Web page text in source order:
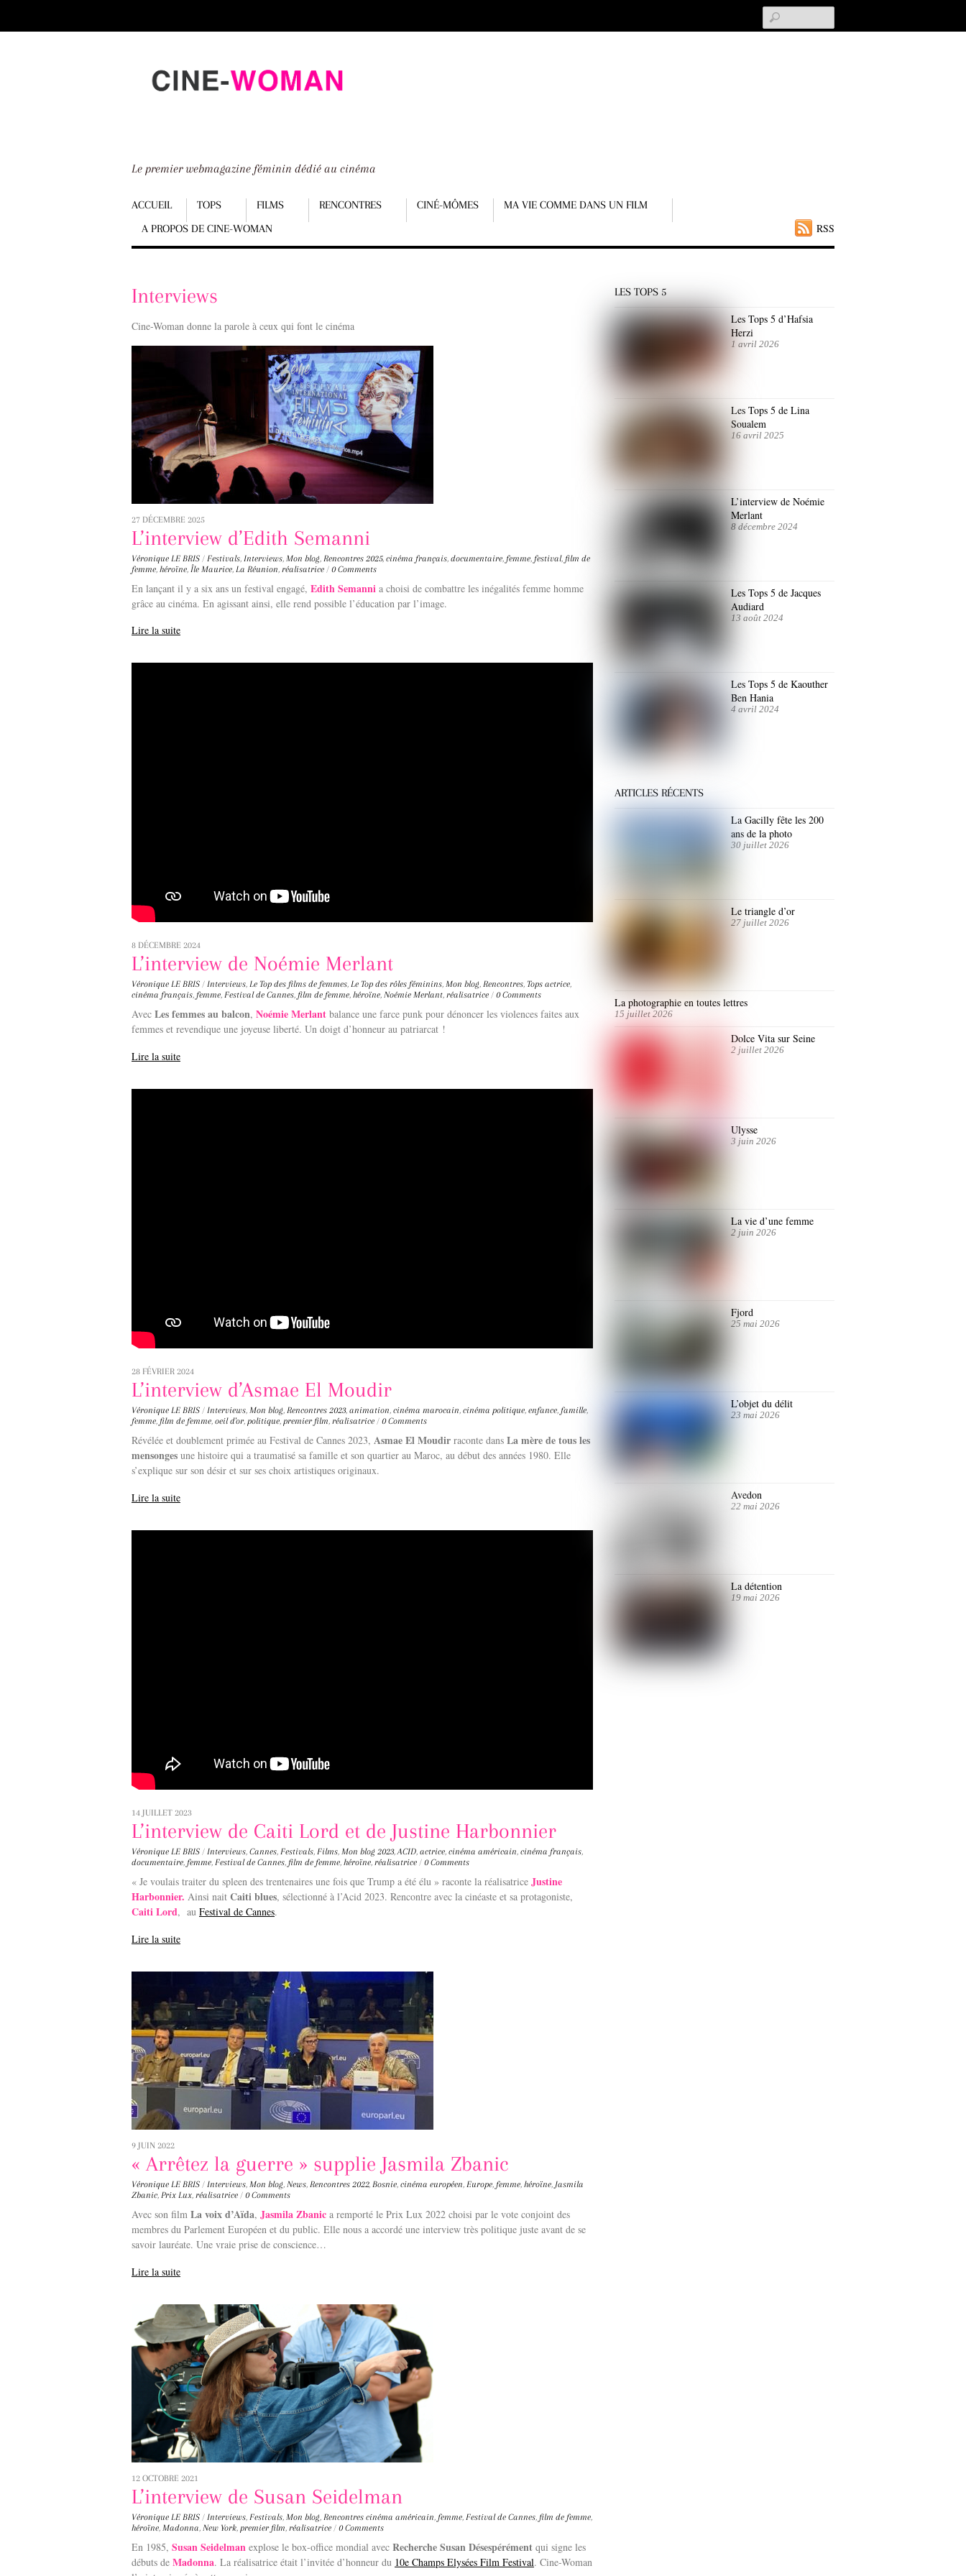
down
Le premier webmagazine féminin dédié au cinéma
RSS
Menu
ACCUEIL TOPS FILMS RENCONTRES CINÉ-MÔMES
MA VIE COMME DANS UN FILM
A PROPOS DE CINE-WOMAN
Scroll
content
Interviews
Cine-Woman donne la parole à ceux qui font le cinéma
27 DÉCEMBRE 2025
L’interview d’Edith Semanni
Véronique LE BRIS / Festivals, Interviews, Mon blog, Rencontres 2025, cinéma français, documentaire, femme, festival, film de
femme, héroïne, Île Maurice, La Réunion, réalisatrice / 0 Comments
En lançant il y a six ans un festival engagé, Edith Semanni a choisi de combattre les inégalités femme homme
grâce au cinéma. En agissant ainsi, elle rend possible l’éducation par l’image.
Lire la suite
8 DÉCEMBRE 2024
L’interview de Noémie Merlant
Véronique LE BRIS / Interviews, Le Top des films de femmes, Le Top des rôles féminins, Mon blog, Rencontres, Tops actrice,
cinéma français, femme, Festival de Cannes, film de femme, héroïne, Noémie Merlant, réalisatrice / 0 Comments
Avec Les femmes au balcon, Noémie Merlant balance une farce punk pour dénoncer les violences faites aux
femmes et revendique une joyeuse liberté. Un doigt d’honneur au patriarcat !
Lire la suite
28 FÉVRIER 2024
L’interview d’Asmae El Moudir
Véronique LE BRIS / Interviews, Mon blog, Rencontres 2023, animation, cinéma marocain, cinéma politique, enfance, famille,
femme, film de femme, oeil d'or, politique, premier film, réalisatrice / 0 Comments
Révélée et doublement primée au Festival de Cannes 2023, Asmae El Moudir raconte dans La mère de tous les
mensonges une histoire qui a traumatisé sa famille et son quartier au Maroc, au début des années 1980. Elle
s’explique sur son désir et sur ses choix artistiques originaux.
Lire la suite
14 JUILLET 2023
L’interview de Caiti Lord et de Justine Harbonnier
Véronique LE BRIS / Interviews, Cannes, Festivals, Films, Mon blog 2023,ACID, actrice, cinéma américain, cinéma français,
documentaire, femme, Festival de Cannes, film de femme, héroïne, réalisatrice / 0 Comments
« Je voulais traiter du spleen des trentenaires une fois que Trump a été élu » raconte la réalisatrice Justine
Harbonnier. Ainsi nait Caiti blues, sélectionné à l’Acid 2023. Rencontre avec la cinéaste et sa protagoniste,
Caiti Lord, au Festival de Cannes.
Lire la suite
9 JUIN 2022
« Arrêtez la guerre » supplie Jasmila Zbanic
Véronique LE BRIS / Interviews, Mon blog, News, Rencontres 2022, Bosnie, cinéma européen, Europe, femme, héroïne, Jasmila
Zbanic, Prix Lux, réalisatrice / 0 Comments
Avec son film La voix d’Aïda, Jasmila Zbanic a remporté le Prix Lux 2022 choisi par le vote conjoint des
membres du Parlement Européen et du public. Elle nous a accordé une interview très politique juste avant de se
savoir lauréate. Une vraie prise de conscience…
Lire la suite
12 OCTOBRE 2021
L’interview de Susan Seidelman
Véronique LE BRIS / Interviews, Festivals, Mon blog, Rencontres cinéma américain, femme, Festival de Cannes, film de femme,
héroïne, Madonna, New York, premier film, réalisatrice / 0 Comments
En 1985, Susan Seidelman explose le box-office mondial avec Recherche Susan Désespérément qui signe les
débuts de Madonna. La réalisatrice était l’invitée d’honneur du 10e Champs Elysées Film Festival. Cine-Woman
LES TOPS 5
Les Tops 5 d’Hafsia
Herzi
1 avril 2026
Les Tops 5 de Lina
Soualem
16 avril 2025
L’interview de Noémie
Merlant
8 décembre 2024
Les Tops 5 de Jacques
Audiard
13 août 2024
Les Tops 5 de Kaouther
Ben Hania
4 avril 2024
ARTICLES RÉCENTS
La Gacilly fête les 200
ans de la photo
30 juillet 2026
Le triangle d’or
27 juillet 2026
La photographie en toutes lettres
15 juillet 2026
Dolce Vita sur Seine
2 juillet 2026
Ulysse
3 juin 2026
La vie d’une femme
2 juin 2026
Fjord
25 mai 2026
L’objet du délit
23 mai 2026
Avedon
22 mai 2026
La détention
19 mai 2026